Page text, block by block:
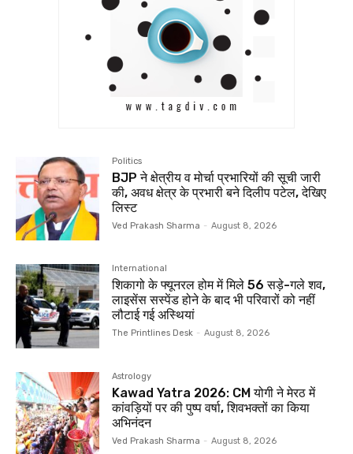
Politics
BJP ने क्षेत्रीय व मोर्चा प्रभारियों की सूची जारी
की, अवध क्षेत्र के प्रभारी बने दिलीप पटेल, देखिए
लिस्ट
Ved Prakash Sharma - August 8, 2026
International
शिकागो के फ्यूनरल होम में मिले 56 सड़े-गले शव,
लाइसेंस सस्पेंड होने के बाद भी परिवारों को नहीं
लौटाई गई अस्थियां
The Printlines Desk - August 8, 2026
Astrology
Kawad Yatra 2026: CM योगी ने मेरठ में
कांवड़ियों पर की पुष्प वर्षा, शिवभक्तों का किया
अभिनंदन
Ved Prakash Sharma - August 8, 2026